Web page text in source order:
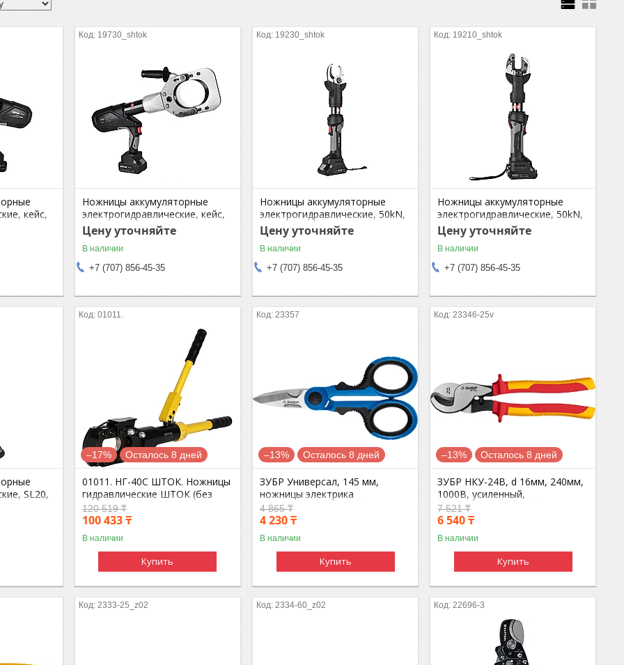
кейс,
Cu, Al,
серия
19730_shtok
Ножницы аккумуляторные
электрогидравлические, кейс,
120kN, 18V/5.0Ah, Li-ion, Cu, Al,
Light Armored, ED105, серия
SIRIUS
Цену уточняйте
В наличии
+7 (707) 856-45-35
19230_shtok
Ножницы аккумуляторные
электрогидравлические, 50kN,
18V/2.0Ah, Li-ion, Cu, Al до Ø40
мм, SL40C, серия SIRIUS
Цену уточняйте
В наличии
+7 (707) 856-45-35
19210_shtok
Ножницы аккумуляторные
электрогидравлические, 50kN,
18V/2.0Ah, Li-ion, Cu, Al, СИП,
ACSR, Арматура, SL26C, серия
SIRIUS
Цену уточняйте
В наличии
+7 (707) 856-45-35
SL20,
01011.
–17% Осталось 8 дней
01011. НГ-40C ШТОК. Ножницы
гидравлические ШТОК (без
лезвий)
120 519 ₸
100 433 ₸
В наличии
Купить
23357
–13% Осталось 8 дней
ЗУБР Универсал, 145 мм,
ножницы электрика
универсальные, Профессионал
(23357)
4 865 ₸
4 230 ₸
В наличии
Купить
23346-25v
–13% Осталось 8 дней
ЗУБР НКУ-24В, d 16мм, 240мм,
1000В, усиленный,
диэлектрический кабелерез,
Профессионал (23346-25V)
7 521 ₸
6 540 ₸
В наличии
Купить
2333-25_z02 2334-60_z02 22696-3